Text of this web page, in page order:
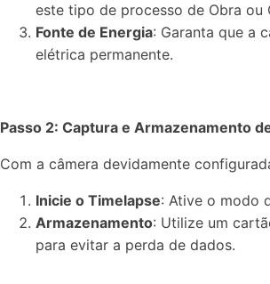
este tipo de processo de Obra ou
Fonte de Energia: Garanta que a
elétrica permanente.
Passo 2: Captura e Armazenamento
Com a câmera devidamente
Inicie o Timelapse: Ative o modo
Armazenamento: Utilize um
para evitar a perda de dados.